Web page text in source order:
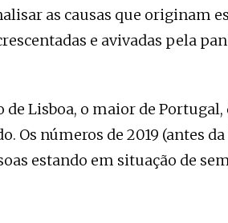
as causas que originam
e avivadas pela
Lisboa, o maior de Portugal,
números de 2019 (antes da
estando em situação de